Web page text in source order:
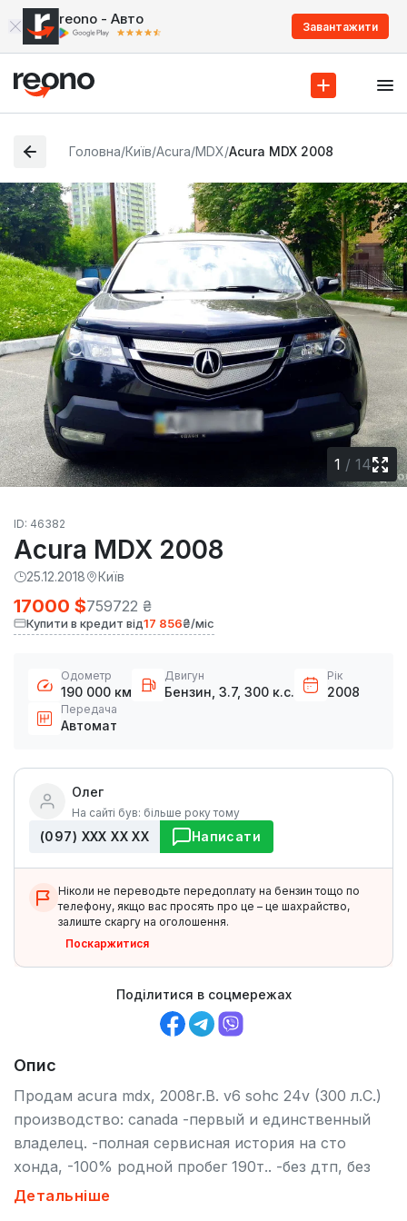
reono - Авто Завантажити
Головна/Київ/Acura/MDX/Acura MDX 2008
1 / 14
ID: 46382
Acura MDX 2008
25.12.2018 Київ
17000 $759722 ₴
Купити в кредит від17 856₴/міс
Одометр
190 000 км
Двигун
Бензин, 3.7, 300 к.с.
Рік
2008
Передача
Автомат
Олег
На сайті був: більше року тому
(097) ХХХ ХХ ХХ Написати
Ніколи не переводьте передоплату на бензин тощо по
телефону, якщо вас просять про це – це шахрайство,
залиште скаргу на оголошення.
Поскаржитися
Поділитися в соцмережах
Опис
Продам acura mdx, 2008г.В. v6 sohc 24v (300 л.С.)
производство: canada -первый и единственный
владелец. -полная сервисная история на сто
хонда, -100% родной пробег 190т.. -без дтп, без
подкрасов. -бережное использование. Вторая
Детальніше